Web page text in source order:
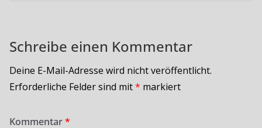
Schreibe einen Kommentar
Deine E-Mail-Adresse wird nicht veröffentlicht.
Erforderliche Felder sind mit* markiert
Kommentar*